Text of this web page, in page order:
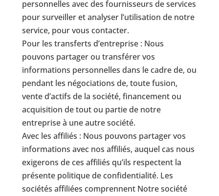
personnelles avec des fournisseurs de services
pour surveiller et analyser l’utilisation de notre
service, pour vous contacter.
Pour les transferts d’entreprise : Nous
pouvons partager ou transférer vos
informations personnelles dans le cadre de, ou
pendant les négociations de, toute fusion,
vente d’actifs de la société, financement ou
acquisition de tout ou partie de notre
entreprise à une autre société.
Avec les affiliés : Nous pouvons partager vos
informations avec nos affiliés, auquel cas nous
exigerons de ces affiliés qu’ils respectent la
présente politique de confidentialité. Les
sociétés affiliées comprennent Notre société